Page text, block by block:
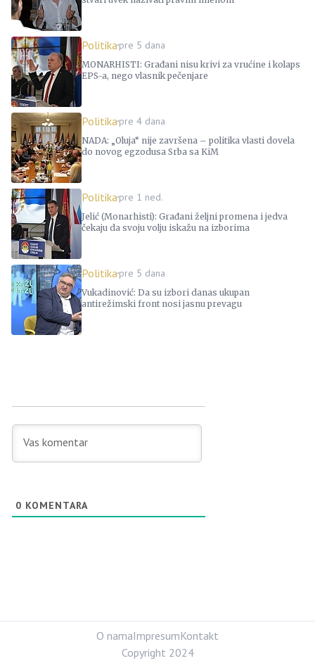
Politikapre 5 dana
MONARHISTI: Građani nisu krivi za vrućine i kolaps
EPS-a, nego vlasnik pečenjare
Politikapre 4 dana
NADA: „Oluja“ nije završena – politika vlasti dovela
do novog egzodusa Srba sa KiM
Politikapre 1 ned.
Jelić (Monarhisti): Građani željni promena i jedva
čekaju da svoju volju iskažu na izborima
Politikapre 5 dana
Vukadinović: Da su izbori danas ukupan
antirežimski front nosi jasnu prevagu
0 KOMENTARA
Copyright 2024
O namaImpresumKontakt